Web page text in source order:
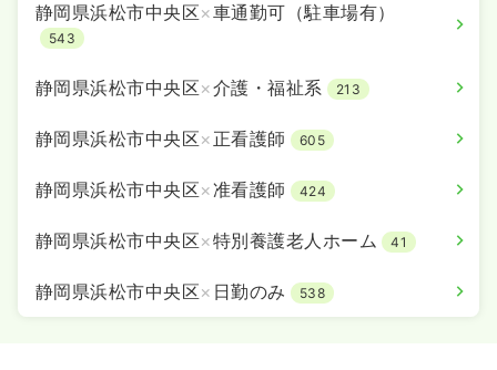
静岡県浜松市中央区×車通勤可（駐車場有）
543
静岡県浜松市中央区×介護・福祉系 213
静岡県浜松市中央区× 正看護師 605
静岡県浜松市中央区×准看護師 424
静岡県浜松市中央区×特別養護老人ホーム 41
静岡県浜松市中央区× 日勤のみ 538